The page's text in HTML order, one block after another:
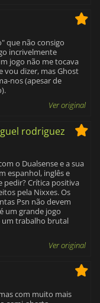
que não consigo
incrivelmente
jogo não me tocava
vou dizer, mas Ghost
nos (apesar de
Ver original
rodriguez
o Dualsense e a sua
espanhol, inglês e
pedir? Crítica positiva
pela Nixxes. Os
Psn não devem
um grande jogo
um trabalho brutal
Ver original
com muito mais